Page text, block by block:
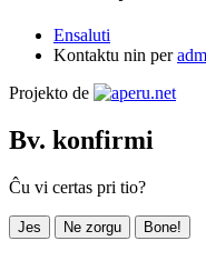
Ensaluti
Kontaktu nin per
Projekto de
Bv. konfirmi
Ĉu vi certas pri tio?
Jes Ne zorgu Bone!